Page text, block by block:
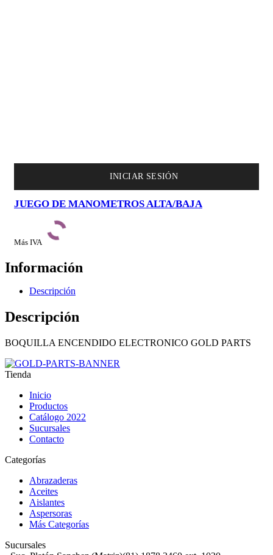
Ver detalles
INICIAR SESIÓN
JUEGO DE MANOMETROS ALTA/BAJA
Más IVA
Información
Descripción
Descripción
BOQUILLA ENCENDIDO ELECTRONICO GOLD PARTS
Tienda
Inicio
Productos
Catálogo 2022
Sucursales
Contacto
Categorías
Abrazaderas
Aceites
Aislantes
Aspersoras
Más Categorías
Sucursales